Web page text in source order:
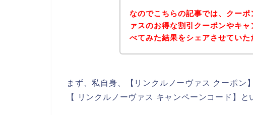
なのでこちらの記事では、クー
ァスのお得な割引クーポンやキ
べてみた結果をシェアさせていた
まず、私自身、【リンクルノーヴァス クーポン
【 リンクルノーヴァス キャンペーンコード】